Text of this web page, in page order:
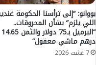
ت
ا
ب
ب
ا
م
ط
ر
د
ة
بووانو: “إلى ترأسنا الحكومة
اللي يلزم” بشأن المحروقات..
“البرميل بـ75 دولار والثمن 14.65
درهم ماشي معقول”
7 غشت 2026